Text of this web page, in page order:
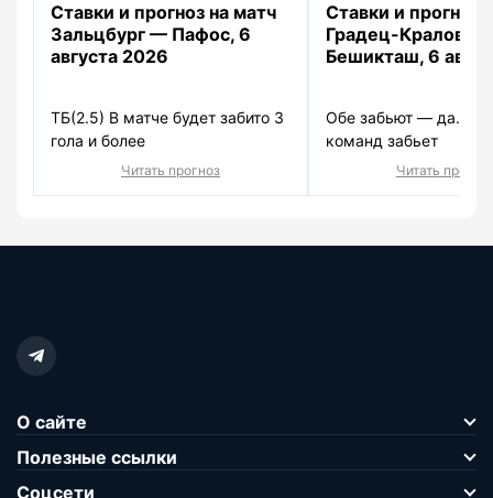
Ставки и прогноз на матч
Зальцбург — Пафос, 6
августа 2026
ТБ(2.5) В матче будет забито 3
гола и более
Читать прогноз
Ставки и прогноз
Градец-Кралове
Бешикташ, 6
Обе забьют — да.
команд забьет
Читать
О сайте
Полезные ссылки
Соцсети